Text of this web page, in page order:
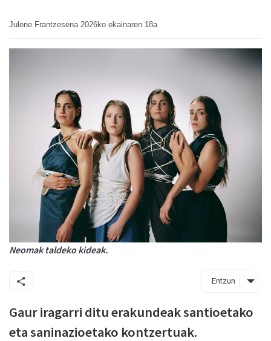
Julene Frantzesena 2026ko ekainaren 18a
Neomak taldeko kideak.
Entzun
Gaur iragarri ditu erakundeak santioetako
eta saninazioetako kontzertuak.